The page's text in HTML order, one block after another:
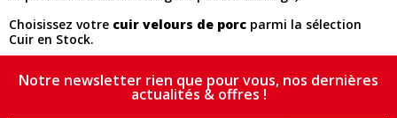
Choisissez votre cuir velours de porc parmi la sélection
Cuir en Stock.
Notre newsletter rien que pour vous, nos dernières
actualités & offres !